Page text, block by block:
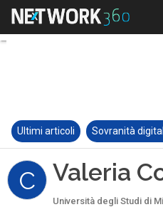
Ultimi articoli Sovranità
C Valeria
Università degli Studi di